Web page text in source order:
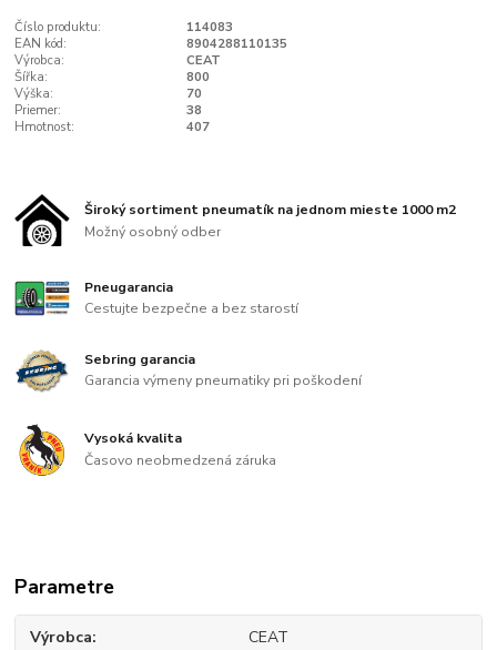
Číslo produktu:
114083
EAN kód:
8904288110135
Výrobca:
CEAT
Šířka:
800
Výška:
70
Priemer:
38
Hmotnost:
407
Široký sortiment pneumatík na jednom mieste 1000 m2
Možný osobný odber
Pneugarancia
Cestujte bezpečne a bez starostí
Sebring garancia
Garancia výmeny pneumatiky pri poškodení
Vysoká kvalita
Časovo neobmedzená záruka
Parametre
Výrobca CEAT